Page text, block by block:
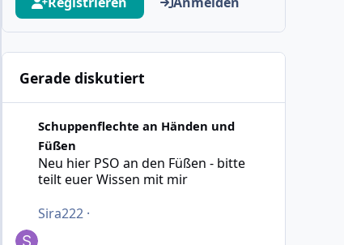
Gerade diskutiert
Schuppenflechte an Händen und
Füßen
Neu hier PSO an den Füßen - bitte
teilt euer Wissen mit mir
Sira222 ·